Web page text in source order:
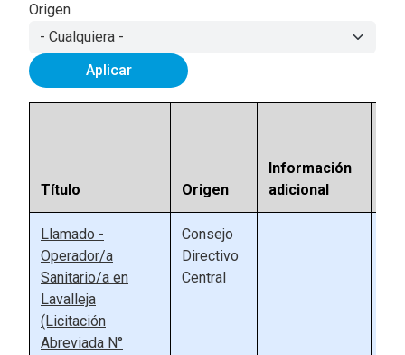
Origen
Aplicar
Título Origen
Información
adicional
Llamado -
Operador/a
Sanitario/a en
Lavalleja
(Licitación
Abreviada N°
Consejo
Directivo
Central